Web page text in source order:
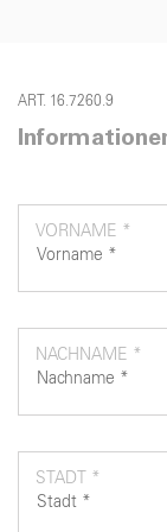
ART. 16.7260.9
VORNAME *
NACHNAME *
STADT *